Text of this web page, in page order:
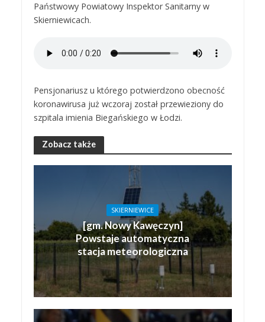
Państwowy Powiatowy Inspektor Sanitarny w
Skierniewicach.
Pensjonariusz u którego potwierdzono obecność
koronawirusa już wczoraj został przewieziony do
szpitala imienia Biegańskiego w Łodzi.
Zobacz także
SKIERNIEWICE
[gm. Nowy Kawęczyn]
Powstaje automatyczna
stacja meteorologiczna